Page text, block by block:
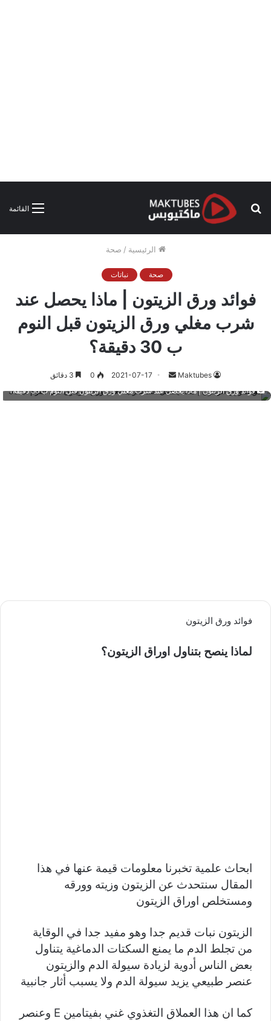
القائمة
بحث
الرئيسية / صحة
صحة نباتات
فوائد ورق الزيتون | ماذا يحصل عند
شرب مغلي ورق الزيتون قبل النوم
ب 30 دقيقة؟
Maktubes
أرسل
إلكترونيا
2021-07-17
0
فوائد ورق الزيتون | ماذا يحصل عند شرب مغلي ورق الزيتون قبل النوم ب 30 دقيقة؟
فوائد ورق الزيتون
لماذا ينصح بتناول اوراق الزيتون؟
ابحاث علمية تخبرنا معلومات قيمة عنها في هذا
المقال سنتحدث عن الزيتون وزيته وورقه
ومستخلص اوراق الزيتون
الزيتون نبات قديم جدا وهو مفيد جدا في الوقاية
من تجلط الدم ما يمنع السكتات الدماغية يتناول
بعض الناس أدوية لزيادة سيولة الدم والزيتون
عنصر طبيعي يزيد سيولة الدم ولا يسبب أثار جانبية
كما ان هذا العملاق التغذوي غني بفيتامين E وعنصر